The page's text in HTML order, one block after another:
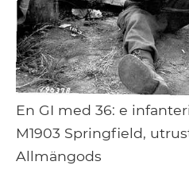
En GI med 36: e
M1903 Springfield,
Allmängods